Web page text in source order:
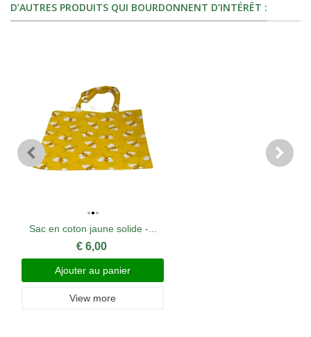
D’AUTRES PRODUITS QUI BOURDONNENT D’INTÉRÊT :
Sac en coton jaune solide -...
€ 6,00
Ajouter au panier
View more